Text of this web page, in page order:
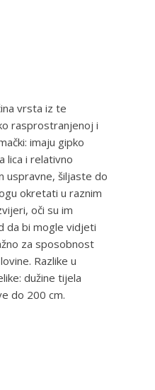
vrsta iz te
rasprostranjenoj i
imaju gipko
lica i relativno
uspravne, šiljaste do
okretati u raznim
oči su im
da bi mogle vidjeti
za sposobnost
Razlike u
dužine tijela
do 200 cm.